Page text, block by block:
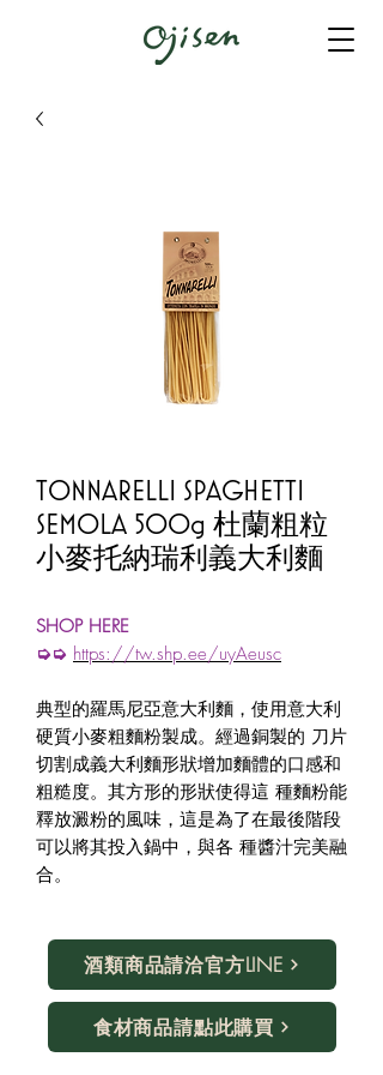
TONNARELLI SPAGHETTI
SEMOLA 500g 杜蘭粗粒
小麥托納瑞利義大利麵
SHOP HERE
➭➭ https://tw.shp.ee/uyAeusc
典型的羅馬尼亞意大利麵，使用意大利
硬質小麥粗麵粉製成。經過銅製的 刀片
切割成義大利麵形狀增加麵體的口感和
粗糙度。其方形的形狀使得這 種麵粉能
釋放澱粉的風味，這是為了在最後階段
可以將其投入鍋中，與各 種醬汁完美融
合。
酒類商品請洽官方LINE
食材商品請點此購買